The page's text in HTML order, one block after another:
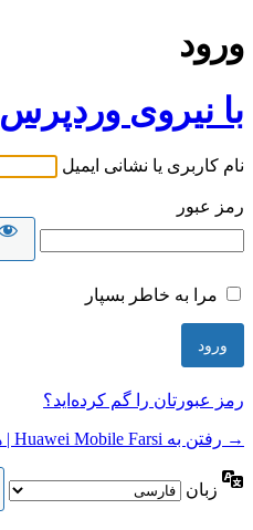
ورود
با نیروی وردپرس
نام کاربری یا نشانی ایمیل
رمز عبور
مرا به خاطر بسپار
رمز عبورتان را گم کرده‌اید؟
→ رفتن به Huawei Mobile Farsi | هوآوی موبایل فارسی
زبان